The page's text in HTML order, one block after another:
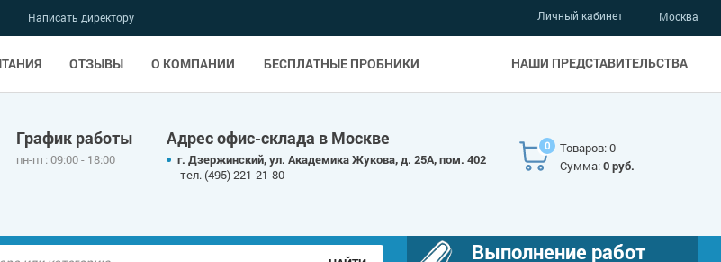
Личный кабинет
НАШИ ПРЕДСТАВИТЕЛЬСТВА
Написать директору
ОТЗЫВЫ О КОМПАНИИ БЕСПЛАТНЫЕ ПРОБНИКИ
Москва
График работы
пн-пт: 09:00 - 18:00
Адрес офис-склада в Москве
г. Дзержинский, ул. Академика Жукова, д. 25А, пом. 402
тел. (495) 221-21-80
0
Товаров: 0
Сумма:0 руб.
Выполнение работ